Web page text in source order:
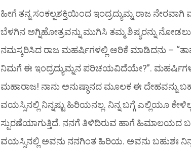
ಹೀಗೆ ತನ್ನ ಸಂಕಲ್ಪಶಕ್ತಿಯಿಂದ ಇಂದ್ರದ್ಯುಮ್ನ ರಾಜ
ಬೆಳಗಿನ ಅಗ್ನಿಹೋತ್ರವನ್ನು ಮುಗಿಸಿ ತಮ್ಮ ಶಿಷ್ಯರನ್ನು
ನಮಸ್ಕರಿಸಿದ ರಾಜ ಮಹರ್ಷಿಗಳಲ್ಲಿ ಅರಿಕೆ ಮಾಡಿದನು –
ನಿಮಗೆ ಈ ಇಂದ್ರದ್ಯುಮ್ನನ ಪರಿಚಯವಿದೆಯೇ?”.
ಮಹಾರಾಜ! ನಾನು ಅನುಷ್ಠಾನದ ಮೂಲಕ ಈ ದೇಹವನ್ನು
ವಯಸ್ಸಿನಲ್ಲಿ ನಿನ್ನಷ್ಟು ಹಿರಿಯನಲ್ಲ. ನಿನ್ನ ಬಗ್ಗೆ ಎಲ್ಲಿಯೂ
ಸ್ಪುರಣೆಯಾಗುತ್ತಿದೆ. ನನಗೆ ತಿಳಿದಿರುವ ಹಾಗೆ ಹಿಮಾಲಯದ
ವಯಸ್ಸಿನಲ್ಲಿ ಅವನು ನನಗಿಂತ ಹಿರಿಯ. ಅವನು ಬಹುಶಃ ನಿನ್ನ